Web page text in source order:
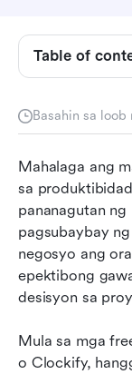
Basahin sa loob
Mahalaga ang
sa
pananagutan
pagsubaybay
negosyo ang
epektibong
desisyon sa
Mula sa mga
o Clockify,
Table of
Ano ang
para sa
Bakit pinipili
mga hiwalay
Kung paano
mga app sa
Mga Madalas